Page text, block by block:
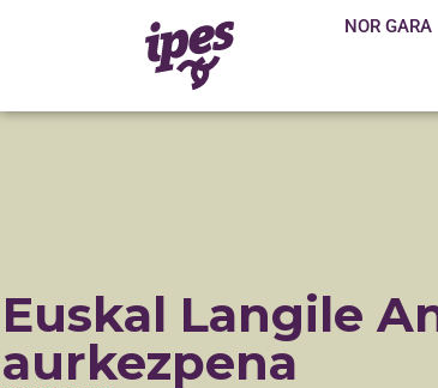
NOR GARA
Euskal Langile
aurkezpena